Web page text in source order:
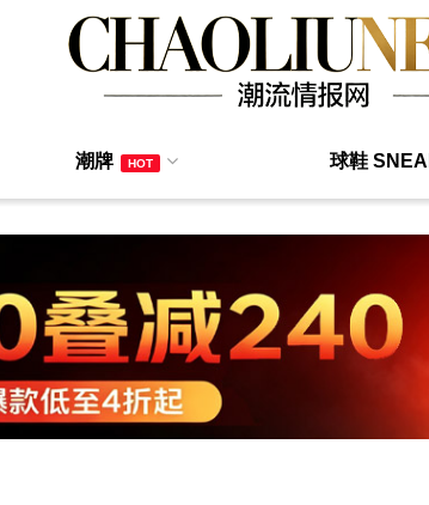
潮牌 HOT 球鞋